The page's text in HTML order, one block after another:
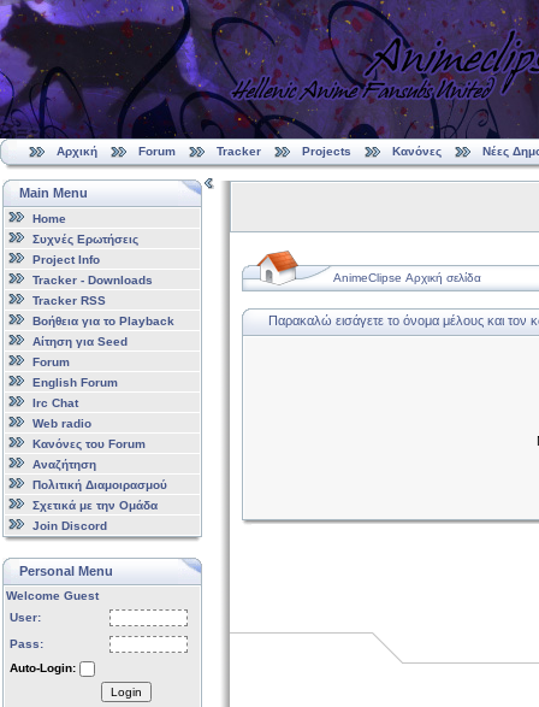
Αρχική Forum Tracker Projects Κανόνες Νέες
Main Menu
Home
Συχνές Ερωτήσεις
Project Info
Tracker - Downloads
Tracker RSS
Βοήθεια για το Playback
Αίτηση για Seed
Forum
English Forum
Irc Chat
Web radio
Κανόνες του Forum
Αναζήτηση
Πολιτική Διαμοιρασμού
Σχετικά με την Ομάδα
Join Discord
Personal Menu
Welcome Guest
User:
Pass:
Auto-Login:
Login
AnimeClipse Αρχική σελίδα
Παρακαλώ εισάγετε το όνομα μέλους και τον